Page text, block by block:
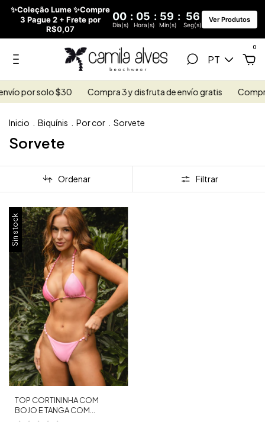
✨Coleção Lume ✨Compre
3 Pague 2 + Frete por
R$0,07
00 : 05 : 59 : 55
Dia(s) Hora(s) Min(s) Seg(s)
Ver Produtos
PT
0
por solo $30 Compra 3 y disfruta de envío gratis
Inicio Biquínis Por cor Sorvete
Sorvete
Ordenar Filtrar
Sin stock
TOP CORTININHA COM
BOJO E TANGA COM